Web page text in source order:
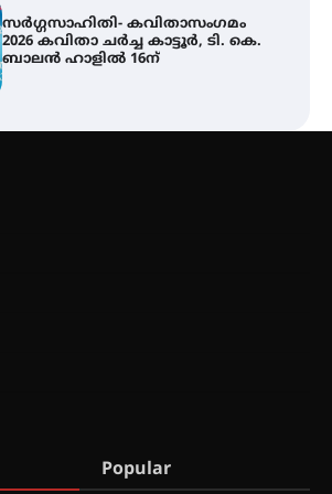
സർഗ്ഗസാഹിതി- കവിതാസംഗമം
2026 കവിതാ ചർച്ച കാട്ടൂർ, ടി. കെ.
ബാലൻ ഹാളിൽ 16ന്
Popular